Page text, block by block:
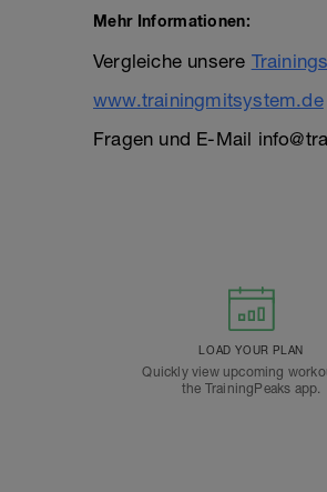
Mehr Informationen:
Vergleiche unsere
www.trainingmitsystem.de
Fragen und E-Mail
LOAD YOUR PLAN
Quickly view upcoming
the TrainingPeaks app.